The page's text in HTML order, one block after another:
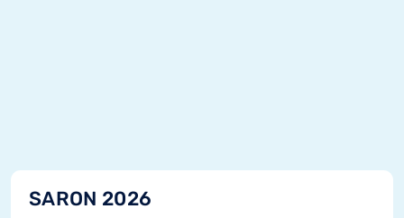
SARON 2026